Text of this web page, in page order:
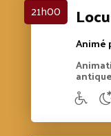
21h00
Animé